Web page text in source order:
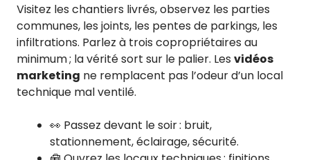
Visitez les chantiers livrés, observez les parties
communes, les joints, les pentes de parkings, les
infiltrations. Parlez à trois copropriétaires au
minimum ; la vérité sort sur le palier. Les vidéos
marketing ne remplacent pas l’odeur d’un local
technique mal ventilé.
👀 Passez devant le soir : bruit,
stationnement, éclairage, sécurité.